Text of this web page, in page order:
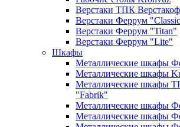
Верстаки ТПК
Верстаки Феррум
Верстаки Феррум "Titan"
Верстаки Феррум "Lite"
Шкафы
Металлические шкафы
Металлические шкафы
Металлические шкафы
"Fabrik"
Металлические шкафы
Металлические шкафы